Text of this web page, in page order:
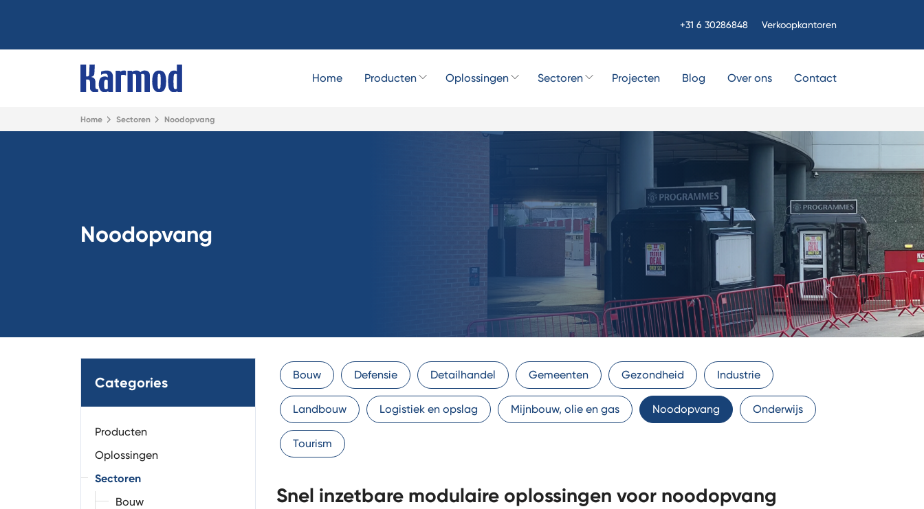
+31 6 30286848 Verkoopkantoren
Home Producten Oplossingen Sectoren Projecten Blog Over ons Contact
Home Sectoren Noodopvang
Noodopvang
Categories
Producten
Oplossingen
Sectoren
Bouw
Bouw Defensie Detailhandel Gemeenten Gezondheid Industrie
Landbouw Logistiek en opslag Mijnbouw, olie en gas Noodopvang Onderwijs
Tourism
Snel inzetbare modulaire oplossingen voor noodopvang